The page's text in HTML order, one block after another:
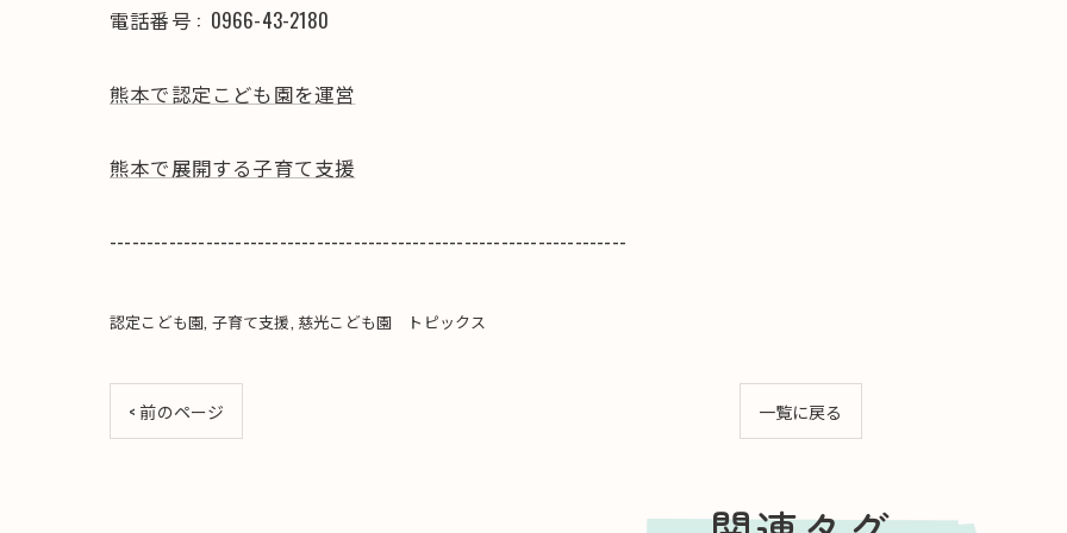
電話番号 : 0966-43-2180
熊本で認定こども園を運営
熊本で展開する子育て支援
----------------------------------------------------------------------
認定こども園 子育て支援 慈光こども園 トピックス
< 前のページ 一覧に戻る